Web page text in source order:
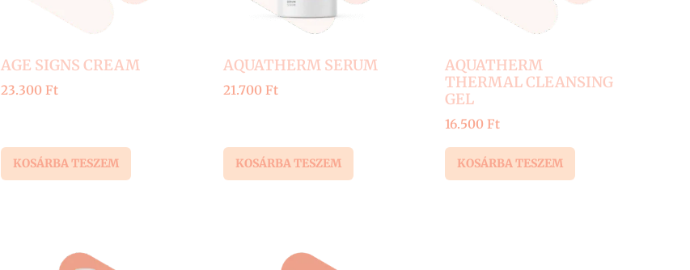
AGE SIGNS CREAM
23.300 Ft
KOSÁRBA TESZEM
AQUATHERM SERUM
21.700 Ft
KOSÁRBA TESZEM
AQUATHERM
THERMAL CLEANSING
GEL
16.500 Ft
KOSÁRBA TESZEM